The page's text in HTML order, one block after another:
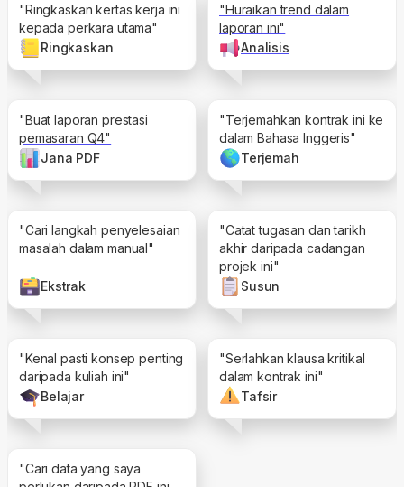
"Ringkaskan kertas kerja ini
kepada perkara utama"
Ringkaskan
"Huraikan trend dalam
laporan ini"
Analisis
"Buat laporan prestasi
pemasaran Q4"
Jana PDF
"Terjemahkan kontrak ini ke
dalam Bahasa Inggeris"
Terjemah
"Cari langkah penyelesaian
masalah dalam manual"
Ekstrak
"Catat tugasan dan tarikh
akhir daripada cadangan
projek ini"
Susun
"Kenal pasti konsep penting
daripada kuliah ini"
Belajar
"Serlahkan klausa kritikal
dalam kontrak ini"
Tafsir
"Cari data yang saya